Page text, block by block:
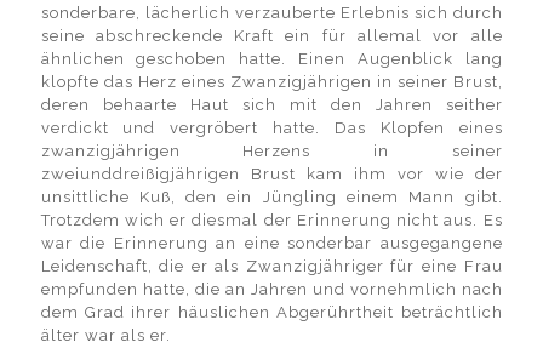
sonderbare, lächerlich verzauberte Erlebnis sich durch
seine abschreckende Kraft ein für allemal vor alle
ähnlichen geschoben hatte. Einen Augenblick lang
klopfte das Herz eines Zwanzigjährigen in seiner Brust,
deren behaarte Haut sich mit den Jahren seither
verdickt und vergröbert hatte. Das Klopfen eines
zwanzigjährigen Herzens in seiner
zweiunddreißigjährigen Brust kam ihm vor wie der
unsittliche Kuß, den ein Jüngling einem Mann gibt.
Trotzdem wich er diesmal der Erinnerung nicht aus. Es
war die Erinnerung an eine sonderbar ausgegangene
Leidenschaft, die er als Zwanzigjähriger für eine Frau
empfunden hatte, die an Jahren und vornehmlich nach
dem Grad ihrer häuslichen Abgerührtheit beträchtlich
älter war als er.